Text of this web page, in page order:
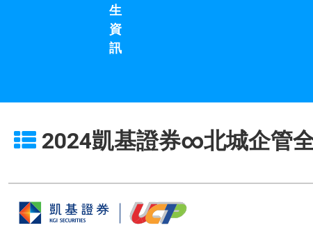
生
資
訊
2024凱基證券∞北城企管